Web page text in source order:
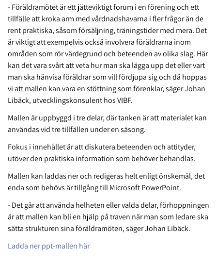
- Föräldramötet är ett jätteviktigt forum i en förening och ett
tillfälle att kroka arm med vårdnadshavarna i fler frågor än de
rent praktiska, såsom försäljning, träningstider med mera. Det
är viktigt att exempelvis också involvera föräldrarna inom
områden som rör värdegrund och beteenden av olika slag. Här
kan det vara svårt att veta hur man ska lägga upp det eller vart
man ska hänvisa föräldrar som vill fördjupa sig och då hoppas
vi att mallen kan vara en stöttning som förenklar, säger Johan
Libäck, utvecklingskonsulent hos VIBF.
Mallen är uppbyggd i tre delar, där tanken är att materialet kan
användas vid tre tillfällen under en säsong.
Fokus i innehållet är att diskutera beteenden och attityder,
utöver den praktiska information som behöver behandlas.
Mallen kan laddas ner och redigeras helt enligt önskemål, det
enda som behövs är tillgång till Microsoft PowerPoint.
- Det går att använda helheten eller valda delar, förhoppningen
är att mallen kan bli en hjälp på traven när man som ledare ska
sätta strukturen sina föräldramöten, säger Johan Libäck.
Ladda ner ppt-mallen här